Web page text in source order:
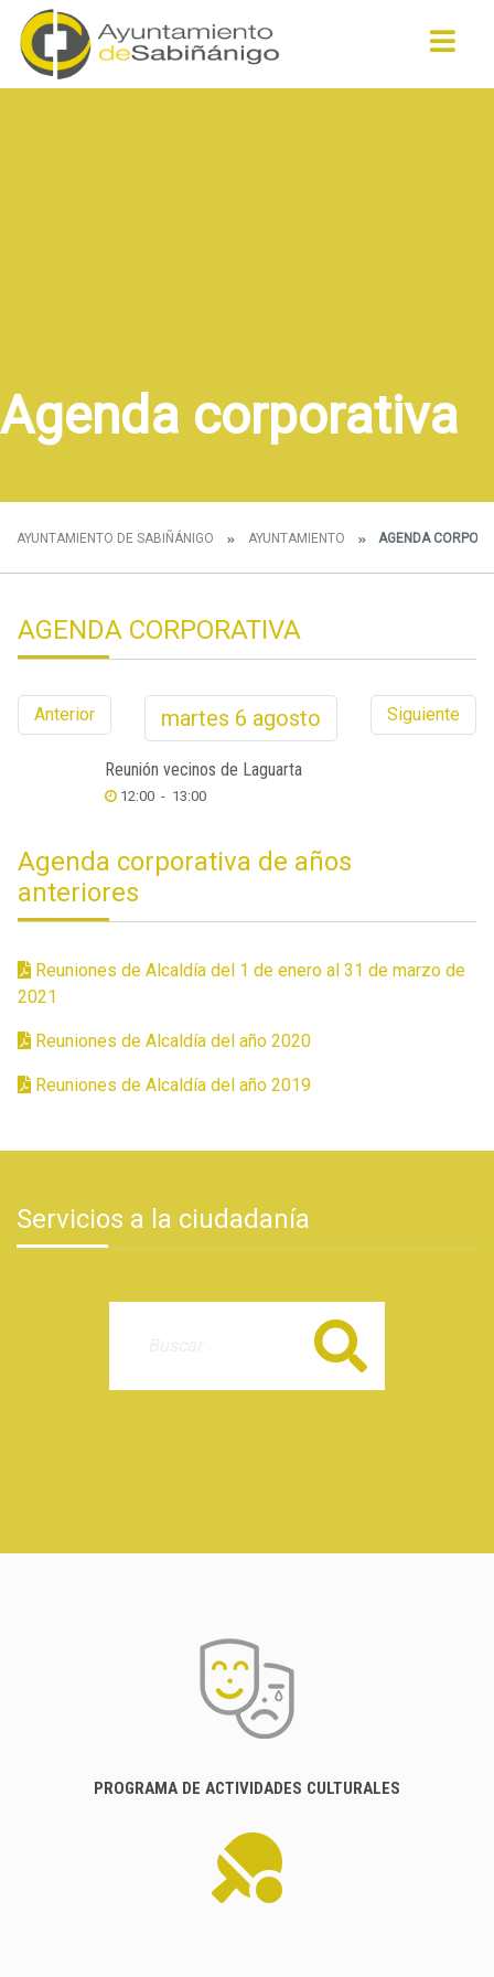
Agenda corporativa
AYUNTAMIENTO DE SABIÑÁNIGO AYUNTAMIENTO AGENDA
AGENDA CORPORATIVA
Anterior martes 6 agosto Siguiente
Reunión vecinos de Laguarta
12:00 - 13:00
Agenda corporativa de años
anteriores
Reuniones de Alcaldía del 1 de enero al 31 de marzo de
2021
Reuniones de Alcaldía del año 2020
Reuniones de Alcaldía del año 2019
Servicios a la ciudadanía
Buscar
PROGRAMA DE ACTIVIDADES CULTURALES